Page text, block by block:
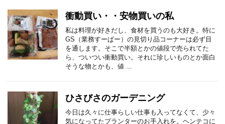
衝動買い・・安物買いの私
私は料理が好きだし、食材を買うのも大好き。特に
GS（業務すーぱー）の見切り品コーナーは必ず目
を通します。そこで半額とかの値段で売られてた
ら、ついつい衝動買い。それに珍しいものとか面白
そうな物とかも、値 ...
ひさびさのガーデニング
今日は久々に仕事らしい仕事も入ってなくて、少々
気になってたプランターのお手入れを。ヘンテコに